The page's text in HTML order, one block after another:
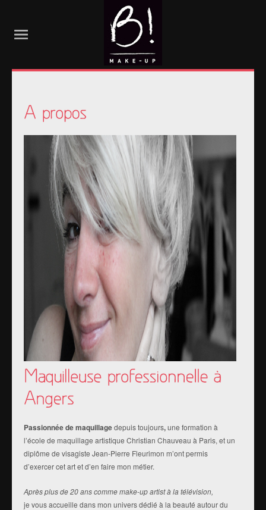
Passionnée de maquillagedepuis toujours,une formation à
l’école de maquillage artistique Christian Chauveau à Paris, et un
diplôme de visagiste Jean-Pierre Fleurimon m’ont permis
d’exercer cet art et d’en faire mon métier.
Après plus de 20 ans comme make-up artist à la télévision,
je vous accueille dans mon univers dédié à la beauté autour du